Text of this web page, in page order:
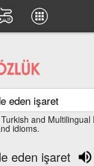
and Multilingual
idioms.
eden işaret